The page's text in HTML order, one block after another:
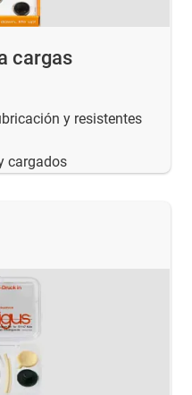
cargas
y resistentes
cargados